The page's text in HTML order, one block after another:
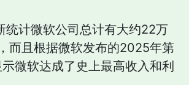
统计微软公司总计有大约22万
而且根据微软发布的2025年第
微软达成了史上最高收入和利